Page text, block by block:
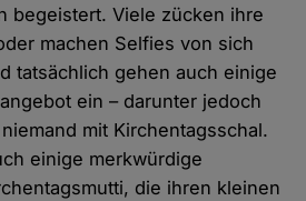
begeistert. Viele zücken ihre
machen Selfies von sich
tatsächlich gehen auch einige
ein – darunter jedoch
mit Kirchentagsschal.
einige merkwürdige
die ihren kleinen